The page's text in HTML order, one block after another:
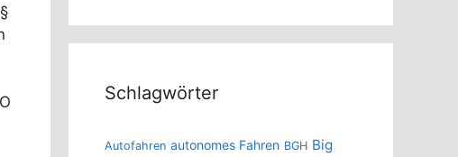
Schlagwörter
Autofahren autonomes Fahren BGH Big